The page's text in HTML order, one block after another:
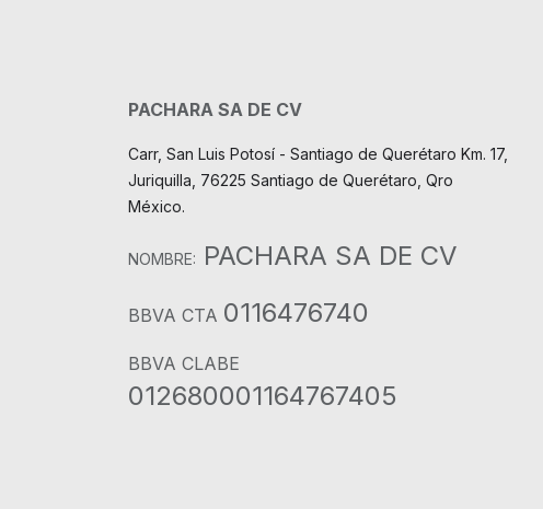
PACHARA SA DE CV
Carr, San Luis Potosí - Santiago de Querétaro Km. 17,
Juriquilla, 76225 Santiago de Querétaro, Qro
México.
NOMBRE: PACHARA SA DE CV
BBVA CTA 0116476740
BBVA CLABE
012680001164767405